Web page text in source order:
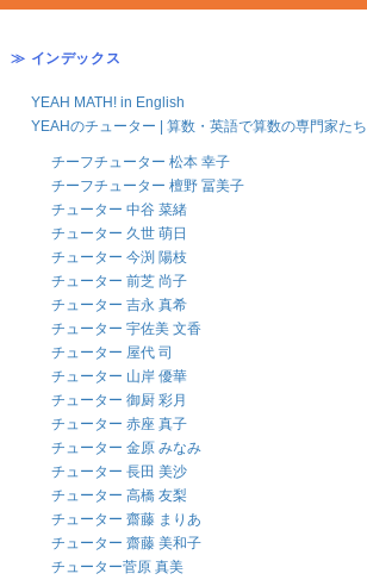
≫ インデックス
YEAH MATH! in English
YEAHのチューター | 算数・英語で算数の専門家たち
チーフチューター 松本 幸子
チーフチューター 檀野 冨美子
チューター 中谷 菜緒
チューター 久世 萌日
チューター 今渕 陽枝
チューター 前芝 尚子
チューター 吉永 真希
チューター 宇佐美 文香
チューター 屋代 司
チューター 山岸 優華
チューター 御厨 彩月
チューター 赤座 真子
チューター 金原 みなみ
チューター 長田 美沙
チューター 高橋 友梨
チューター 齋藤 まりあ
チューター 齋藤 美和子
チューター菅原 真美